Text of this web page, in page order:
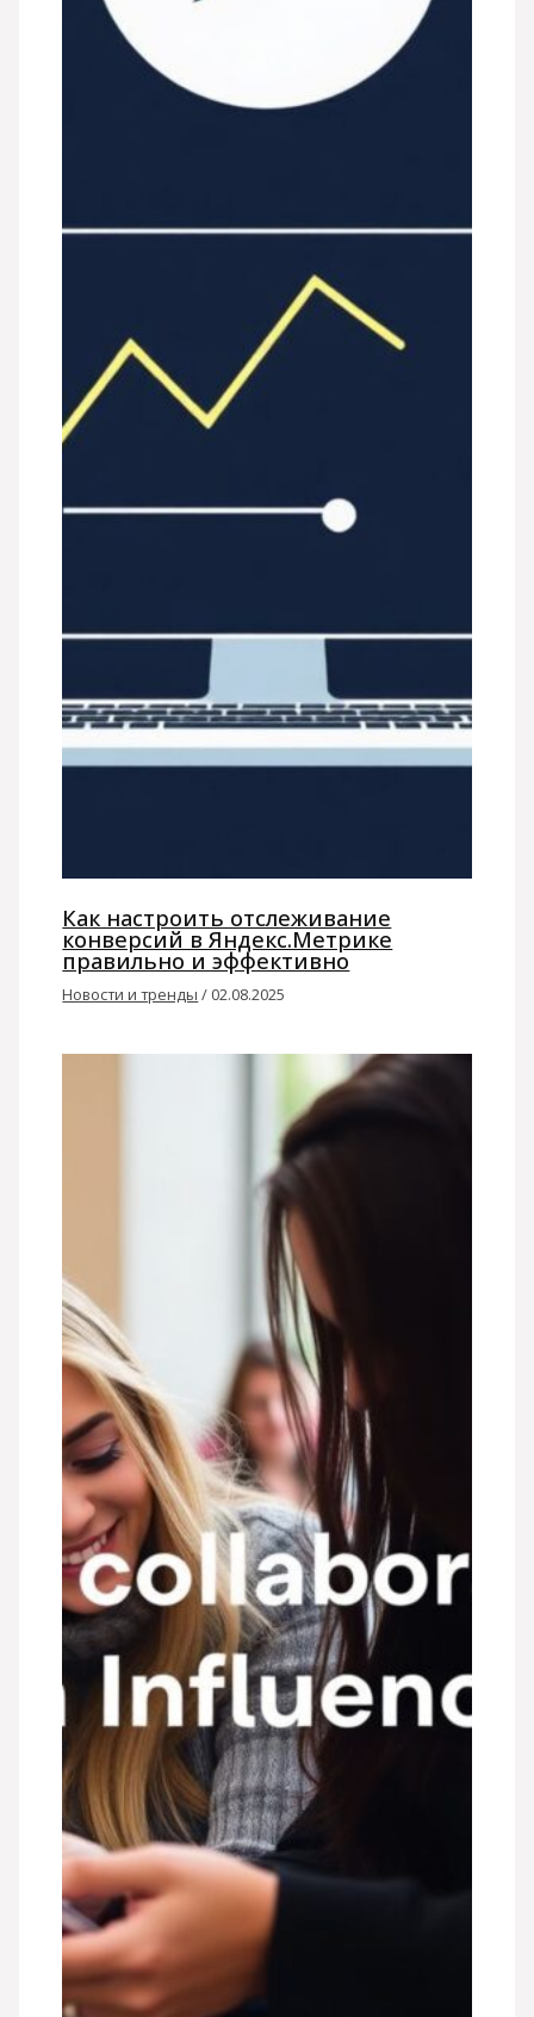
Как настроить отслеживание
конверсий в Яндекс.Метрике
правильно и эффективно
Новости и тренды / 02.08.2025